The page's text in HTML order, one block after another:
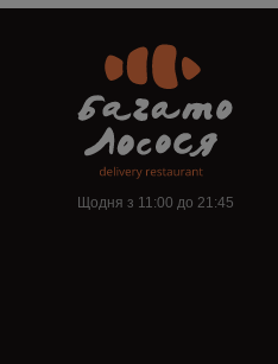
Щодня з 11:00 до 21:45